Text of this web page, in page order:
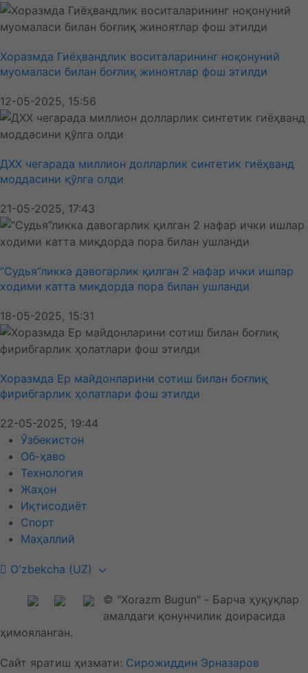
Хоразмда Гиёҳвандлик воситаларининг ноқонуний
муомаласи билан боғлиқ жиноятлар фош этилди
12-05-2025, 15:56
ДХХ чегарада миллион долларлик синтетик гиёҳванд
моддасини қўлга олди
21-05-2025, 17:43
“Судья”ликка давогарлик қилган 2 нафар ички ишлар
ходими катта миқдорда пора билан ушланди
18-05-2025, 15:31
Хоразмда Ер майдонларини сотиш билан боғлиқ
фирибгарлик ҳолатлари фош этилди
22-05-2025, 19:44
Ўзбекистон
Об-ҳаво
Технология
Жаҳон
Иқтисодиёт
Спорт
Маҳаллий
O'zbekcha (UZ)
© "Xorazm Bugun" - Барча ҳуқуқлар
амалдаги қонунчилик доирасида
ҳимояланган.
Сайт яратиш ҳизмати: Сирожиддин Эрназаров